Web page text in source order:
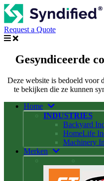
Request a Quote
Gesyndiceerde
Deze website is bedoeld voor
te bekijken die ze kunnen
Home
INDUSTRIES
Backyard
HomeLife
Machinery
Merken